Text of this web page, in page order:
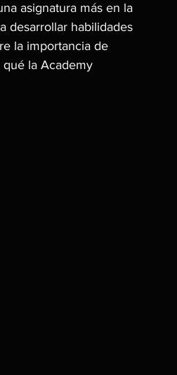
asignatura más en la
desarrollar habilidades
la importancia de
qué la Academy